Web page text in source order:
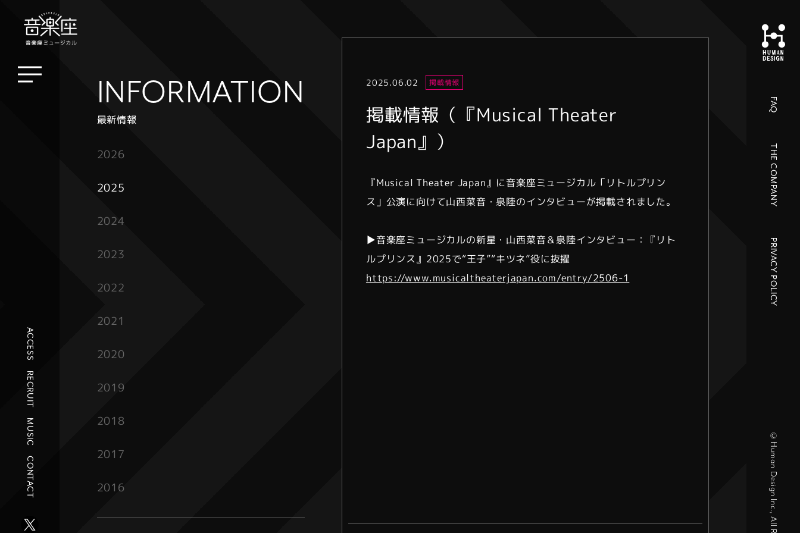
ACCESS
RECRUIT
MUSIC
CONTACT
INFORMATION
最新情報
2026
2025
2024
2023
2022
2021
2020
2019
2018
2017
2016
2025.06.02 掲載情報
掲載情報（『Musical Theater
Japan』）
『Musical Theater Japan』に音楽座ミュージカル「リトルプリン
ス」公演に向けて山西菜音・泉陸のインタビューが掲載されました。
▶︎音楽座ミュージカルの新星・山西菜音＆泉陸インタビュー：『リト
ルプリンス』2025で“王子”“キツネ”役に抜擢
https://www.musicaltheaterjapan.com/entry/2506-1
FAQ
THE COMPANY
PRIVACY POLICY